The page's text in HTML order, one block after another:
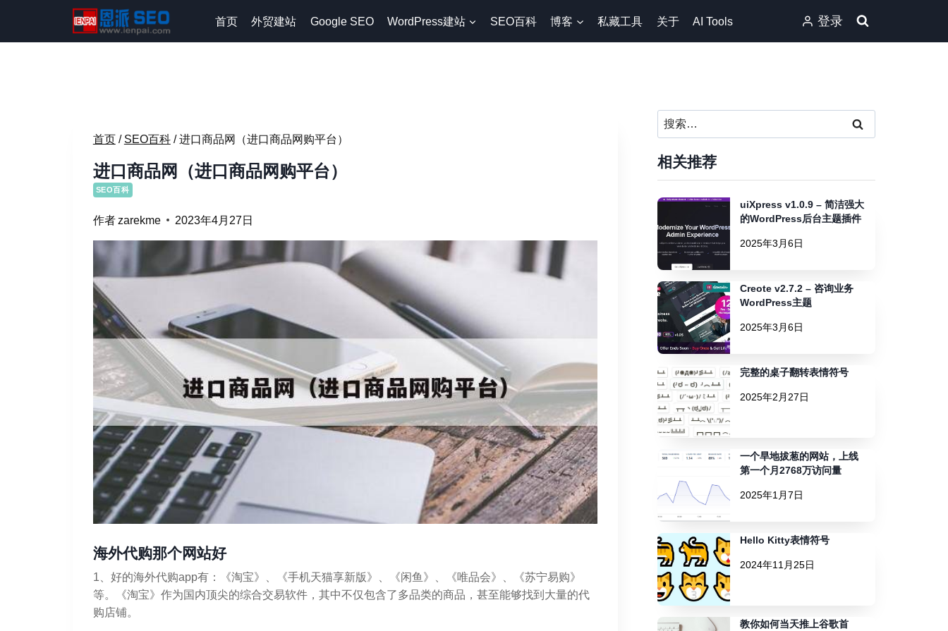
内
首页 外贸建站 Google SEO WordPress建站 SEO百科 博客 私藏工具 关于 AI Tools 登录
首页 / SEO百科 / 进口商品网（进口商品网购平台）
进口商品网（进口商品网购平台）
SEO百科
作者zarekme 2023年4月27日
海外代购那个网站好
1、好的海外代购app有：《淘宝》、《手机天猫享新版》、《闲鱼》、《唯品会》、《苏宁易购》
等。《淘宝》作为国内顶尖的综合交易软件，其中不仅包含了多品类的商品，甚至能够找到大量的代
购店铺。
搜
索：
相关推荐
uiXpress v1.0.9 – 简洁强大
的WordPress后台主题插件
2025年3月6日
Creote v2.7.2 – 咨询业务
WordPress主题
2025年3月6日
完整的桌子翻转表情符号
2025年2月27日
一个旱地拔葱的网站，上线
第一个月2768万访问量
2025年1月7日
Hello Kitty表情符号
2024年11月25日
教你如何当天推上谷歌首